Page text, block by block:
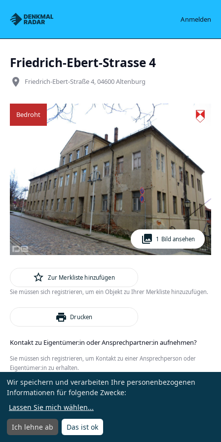
Denkmalradar Anmelden
Menü öffnen
Friedrich-Ebert-Strasse 4
place Friedrich-Ebert-Straße 4, 04600 Altenburg
photo_library 1 Bild ansehen
Bedroht
star_outline Zur Merkliste hinzufügen
Sie müssen sich registrieren, um ein Objekt zu Ihrer Merkliste hinzuzufügen.
print Drucken
Kontakt zu Eigentümer:in oder Ansprechpartner:in aufnehmen?
Sie müssen sich registrieren, um Kontakt zu einer Ansprechperson oder
Eigentümer:in zu erhalten.
Anmelden oder Kostenlos registrieren
Wir speichern und verarbeiten Ihre personenbezogenen
Informationen für folgende Zwecke:
Lassen Sie mich wählen...
Ich lehne ab Das ist ok